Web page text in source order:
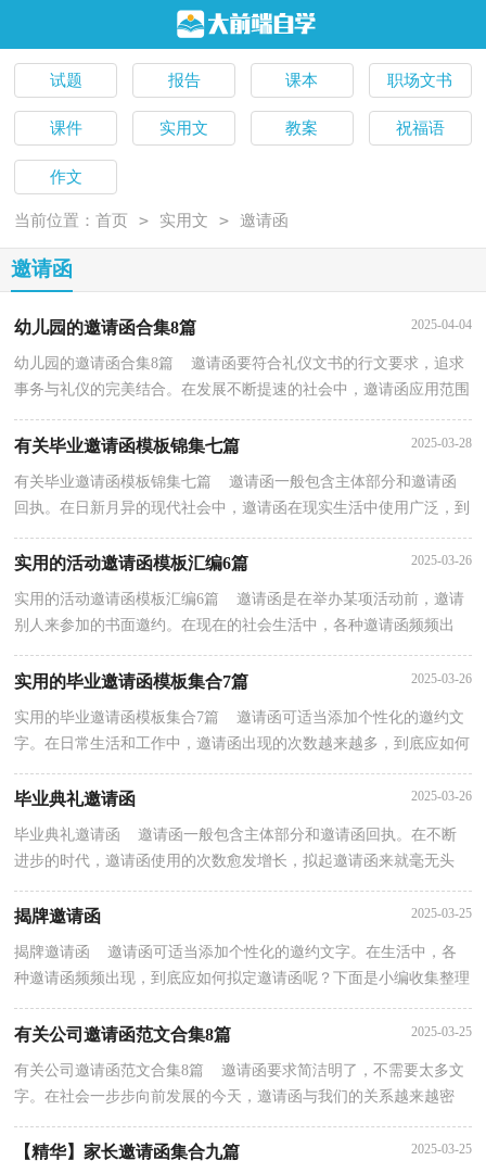
试题 报告 课本 职场文书
课件 实用文 教案 祝福语
作文
当前位置：首页 > 实用文 > 邀请函
邀请函
幼儿园的邀请函合集8篇 2025-04-04
幼儿园的邀请函合集8篇 邀请函要符合礼仪文书的行文要求，追求
事务与礼仪的完美结合。在发展不断提速的社会中，邀请函应用范围
广泛，到底应如何拟定邀请函呢？以下是小编精心整...
有关毕业邀请函模板锦集七篇 2025-03-28
有关毕业邀请函模板锦集七篇 邀请函一般包含主体部分和邀请函
回执。在日新月异的现代社会中，邀请函在现实生活中使用广泛，到
实用的活动邀请函模板汇编6篇 2025-03-26
实用的活动邀请函模板汇编6篇 邀请函是在举办某项活动前，邀请
别人来参加的书面邀约。在现在的社会生活中，各种邀请函频频出
现，相信很多朋友都对拟邀请函感到非常苦恼吧，以下...
实用的毕业邀请函模板集合7篇 2025-03-26
实用的毕业邀请函模板集合7篇 邀请函可适当添加个性化的邀约文
字。在日常生活和工作中，邀请函出现的次数越来越多，到底应如何
毕业典礼邀请函 2025-03-26
毕业典礼邀请函 邀请函一般包含主体部分和邀请函回执。在不断
进步的时代，邀请函使用的次数愈发增长，拟起邀请函来就毫无头
绪？以下是小编帮大家整理的毕业典礼邀请函，仅供参考...
揭牌邀请函 2025-03-25
揭牌邀请函 邀请函可适当添加个性化的邀约文字。在生活中，各
种邀请函频频出现，到底应如何拟定邀请函呢？下面是小编收集整理
的揭牌邀请函，仅供参考，希望能够帮助到大家。揭牌邀...
有关公司邀请函范文合集8篇 2025-03-25
有关公司邀请函范文合集8篇 邀请函要求简洁明了，不需要太多文
字。在社会一步步向前发展的今天，邀请函与我们的关系越来越密
【精华】家长邀请函集合九篇 2025-03-25